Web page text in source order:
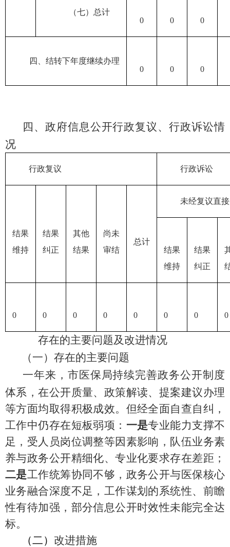
（七）总计
0
0 0
四、结转下年度继续办理
0
0 0
四、政府信息公开行政复议、行政诉讼情
况
行政复议 行政诉讼
结果
维持
结果
纠正
其他
结果
尚未
审结
总计
未经复议直
结果
维持
结果
纠正
0 0 0 0 0 0 0 0
存在的主要问题及改进情况
（一）存在的主要问题
一年来，市医保局持续完善政务公开制度
体系，在公开质量、政策解读、提案建议办理
等方面均取得积极成效。但经全面自查自纠，
工作中仍存在短板弱项： 一是专业能力支撑不
足，受人员岗位调整等因素影响，队伍业务素
养与政务公开精细化、专业化要求存在差距；
二是工作统筹协同不够，政务公开与医保核心
业务融合深度不足，工作谋划的系统性、前瞻
性有待加强，部分信息公开时效性未能完全达
标。
（二） 改进措施